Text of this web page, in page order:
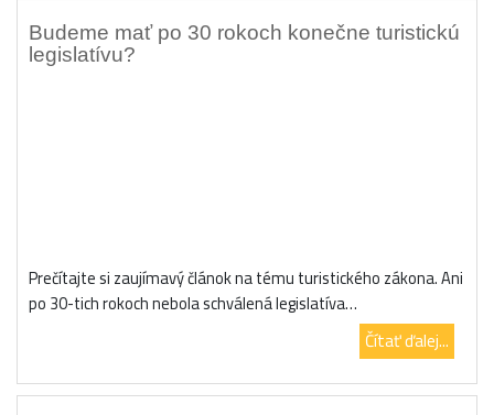
Budeme mať po 30 rokoch konečne turistickú
legislatívu?
Prečítajte si zaujímavý článok na tému turistického zákona. Ani
po 30-tich rokoch nebola schválená legislatíva…
Čítať ďalej...